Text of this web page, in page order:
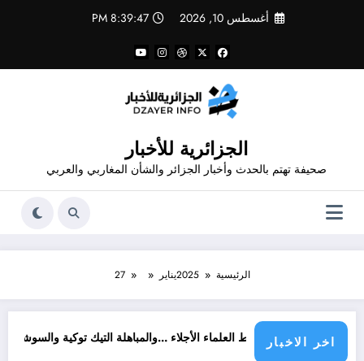
أغسطس 10, 2026 8:39:48 PM
الجزائرية للأخبار
صحيفة تهتم بالحدث وأخبار الجزائر والشأن المغاربي والعربي
الرئيسية 2025يناير 27
اخر الاخبار
تسقيط العلماء الأجلاء …والمباهلة التيك توكية والسوشيال ميديوية للدفاع